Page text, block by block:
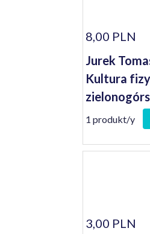
8,00 PLN
Jurek
Kultura
1 produkt/y
3,00 PLN